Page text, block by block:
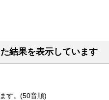
結果を表示しています
す。(50音順)